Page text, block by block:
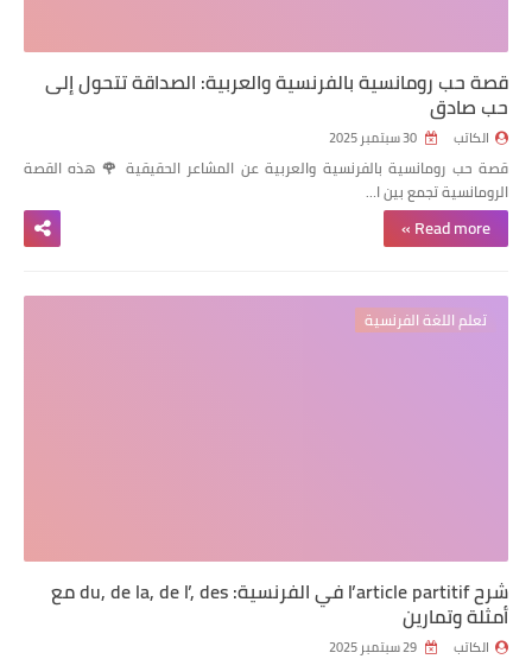
قصة حب رومانسية بالفرنسية والعربية: الصداقة تتحول إلى
حب صادق
الكاتب
قصة حب رومانسية بالفرنسية والعربية عن المشاعر الحقيقية 🌹 هذه القصة
الرومانسيةتجمع بين ا…
Read more »
تعلم اللغة الفرنسية
شرح l’article partitif في الفرنسية: du, de la, de l’, des مع
أمثلة وتمارين
الكاتب